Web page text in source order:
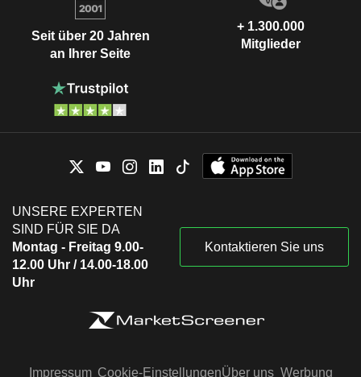
Seit über 20 Jahren
an Ihrer Seite
+ 1.300.000
Mitglieder
UNSERE EXPERTEN
SIND FÜR SIE DA
Montag - Freitag 9.00-
12.00 Uhr / 14.00-18.00
Uhr
Kontaktieren Sie uns
Impressum Cookie-EinstellungenÜber uns Werbung